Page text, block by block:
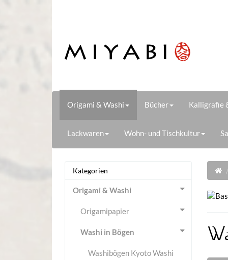
Origami & Washi Bücher Kalligrafie
Lackwaren Wohn- und Tischkultur
Kategorien
Origami & Washi
Origamipapier
Washi in Bögen
Washibögen Kyoto Washi